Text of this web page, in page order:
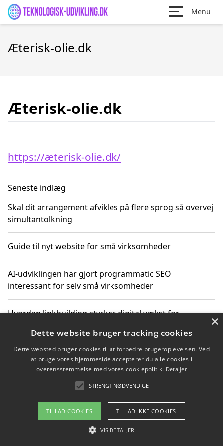
Menu
Æterisk-olie.dk
Æterisk-olie.dk
https://æterisk-olie.dk/
Seneste indlæg
Skal dit arrangement afvikles på flere sprog så overvej
simultantolkning
Guide til nyt website for små virksomheder
AI-udviklingen har gjort programmatic SEO
interessant for selv små virksomheder
Hvordan linkbuilding styrker digital vækst for
Sådan har udviklingen inden for genbrug af elektronik
ændret sig
Copyright 2026 - Pilanto Aps
Om / kontakt
×
Dette website bruger tracking cookies
Dette websted bruger cookies til at forbedre brugeroplevelsen. Ved
at bruge vores hjemmeside accepterer du alle cookies i
overensstemmelse med vores cookiepolitik. Detaljer
STRENGT NØDVENDIGE
TILLAD COOKIES TILLAD IKKE COOKIES
VIS DETALJER